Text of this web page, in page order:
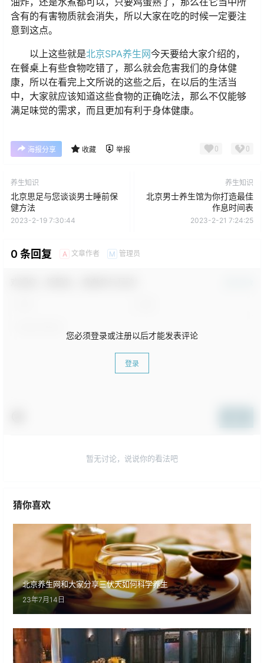
含有的有害物质就会消失，所以大家在吃的时候一定要注
意到这点。
以上这些就是北京SPA养生网今天要给大家介绍的，
在餐桌上有些食物吃错了，那么就会危害我们的身体健
康，所以在看完上文所说的这些之后，在以后的生活当
中，大家就应该知道这些食物的正确吃法，那么不仅能够
满足味觉的需求，而且更加有利于身体健康。
海报分享 收藏 举报 0 0
养生知识
北京思足与您谈谈男士睡前保
健方法
2023-2-19 7:30:44
养生知识
北京男士养生馆为你打造最佳
作息时间表
2023-2-21 7:24:25
0 条回复 A 文章作者 M 管理员
您必须登录或注册以后才能发表评论
登录
暂无讨论，说说你的看法吧
猜你喜欢
北京养生网和大家分享三伏天如何科学养生
23年7月14日